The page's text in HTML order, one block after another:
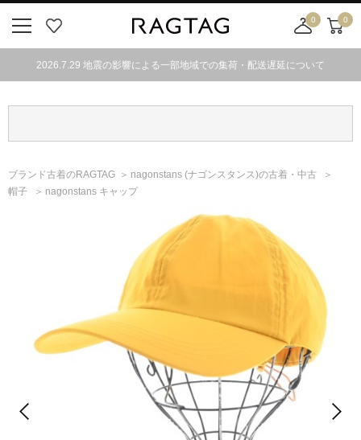
気
0
舗
カ
ト
0
2026.7.29 地震の影響による一部地域での集荷・配送遅延について
ブランド古着のRAGTAG nagonstans (ナゴンスタンス)の古着・中古
帽子
nagonstans キャップ